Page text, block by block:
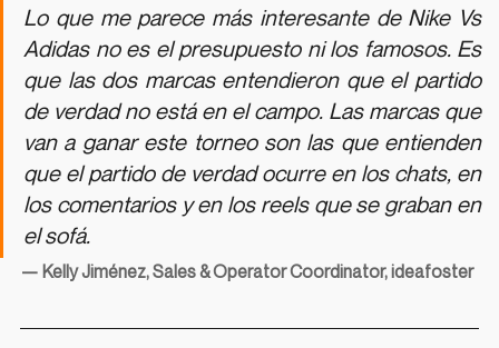
Lo que me parece más interesante de Nike Vs
Adidas no es el presupuesto ni los famosos. Es
que las dos marcas entendieron que el partido
de verdad no está en el campo. Las marcas que
van a ganar este torneo son las que entienden
que el partido de verdad ocurre en los chats, en
los comentarios y en los reels que se graban en
el sofá.
— Kelly Jiménez, Sales & Operator Coordinator, ideafoster